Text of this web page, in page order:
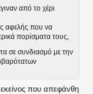
από το χέρι
αφελής που να
πορίσματα τους,
σε συνδιασμό με την
εκείνος που απεφάνθη